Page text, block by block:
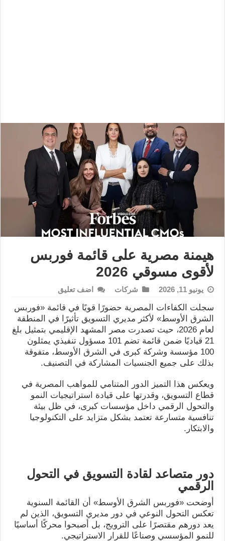
هيمنة مصرية على قائمة فوربس
لأقوى مسوقي 2026
يونيو 11, 2026 شركات اضف تعليق
سجلت الكفاءات المصرية حضورًا قويًا في قائمة «فوربس
الشرق الأوسط» لأكثر مديري التسويق تأثيرًا في المنطقة
لعام 2026، حيث تصدرت مصر المشهد الإقليمي بتمثيل بلغ
21 قياديًا ضمن قائمة تضم 101 مسؤول تنفيذي يمثلون
100 مؤسسة وشركة كبرى في الشرق الأوسط، متفوقة
بذلك على جميع الجنسيات المشاركة في التصنيف.
ويعكس هذا التميز الدور المتنامي للمواهب المصرية في
قطاع التسويق، وقدرتها على قيادة استراتيجيات النمو
والتحول الرقمي داخل مؤسسات كبرى، في ظل بيئة
تنافسية متسارعة تعتمد بشكل متزايد على التكنولوجيا
والابتكار.
دور متصاعد لقادة التسويق في التحول
الرقمي
أوضحت «فوربس الشرق الأوسط» أن القائمة السنوية
تعكس التحول النوعي في دور مديري التسويق، الذين لم
يعد دورهم مقتصرًا على الترويج، بل أصبحوا محركًا أساسيًا
للنمو المؤسسي وصناعًا للقرار الاستراتيجي.